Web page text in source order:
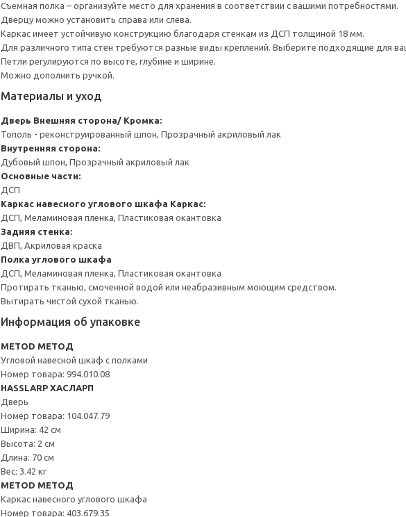
Съемная полка – организуйте место для хранения в соответствии с вашими потребностями.
Дверцу можно установить справа или слева.
Каркас имеет устойчивую конструкцию благодаря стенкам из ДСП толщиной 18 мм.
Для различного типа стен требуются разные виды креплений. Выберите подходящие для
Петли регулируются по высоте, глубине и ширине.
Можно дополнить ручкой.
Материалы и уход
Дверь Внешняя сторона/ Кромка:
Тополь - реконструированный шпон, Прозрачный акриловый лак
Внутренняя сторона:
Дубовый шпон, Прозрачный акриловый лак
Основные части:
ДСП
Каркас навесного углового шкафа Каркас:
ДСП, Меламиновая пленка, Пластиковая окантовка
Задняя стенка:
ДВП, Акриловая краска
Полка углового шкафа
ДСП, Меламиновая пленка, Пластиковая окантовка
Протирать тканью, смоченной водой или неабразивным моющим средством.
Вытирать чистой сухой тканью.
Информация об упаковке
METOD МЕТОД
Угловой навесной шкаф с полками
Номер товара: 994.010.08
HASSLARP ХАСЛАРП
Дверь
Номер товара: 104.047.79
Ширина: 42 см
Высота: 2 см
Длина: 70 см
Вес: 3.42 кг
METOD МЕТОД
Каркас навесного углового шкафа
Номер товара: 403.679.35